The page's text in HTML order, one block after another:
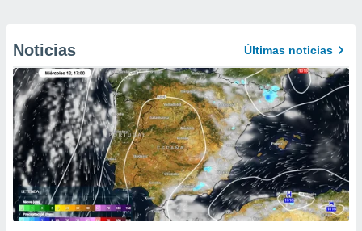
Noticias Últimas noticias